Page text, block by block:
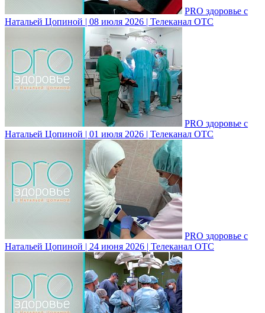
PRO здоровье с
Натальей Цопиной | 08 июля 2026 | Телеканал ОТС
PRO здоровье с
Натальей Цопиной | 01 июля 2026 | Телеканал ОТС
PRO здоровье с
Натальей Цопиной | 24 июня 2026 | Телеканал ОТС